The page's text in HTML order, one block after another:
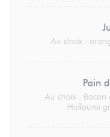
Au choix :
Pain
Au choix :
Halloumi